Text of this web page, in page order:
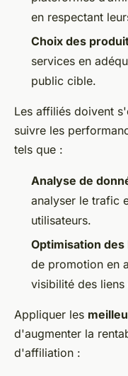
en respectant
Choix des
services en
public cible.
Les affiliés doivent
suivre les
tels que :
Analyse de
analyser le trafic
utilisateurs.
Optimisation des
de promotion en
visibilité des liens
Appliquer les
d'augmenter la
d'affiliation :